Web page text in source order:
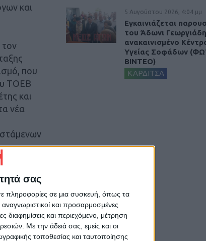
σας
πληροφορίες σε μια συσκευή, όπως τα
και προσαρμοσμένες
διαφημίσεις και περιεχόμενο, μέτρηση
Με την άδειά σας, εμείς και οι
τοποθεσίας και ταυτοποίησης
και
τον
που
ΤΟΕΒ
και
νέα
αυτών,
του
5 Αυγούστου 2026, 4:04 μμ
Εγκαινιάζεται
του Άδωνι
ανακαινισμένο
Υγείας Σοφάδων
ΒΙΝΤΕΟ)
ΚΑΡΔΙΤΣΑ